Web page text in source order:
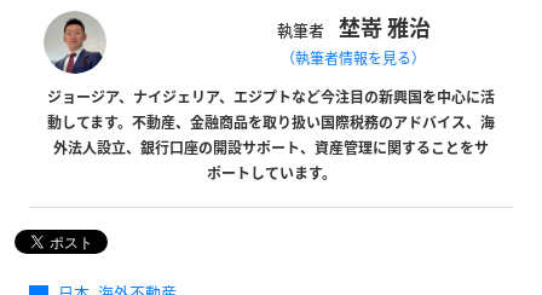
執筆者 埜嵜 雅治
（執筆者情報を見る）
ジョージア、ナイジェリア、エジプトなど今注目の新興国を中心に活
動してます。不動産、金融商品を取り扱い国際税務のアドバイス、海
外法人設立、銀行口座の開設サポート、資産管理に関することをサ
ポートしています。